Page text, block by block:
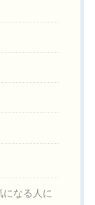
なる人に